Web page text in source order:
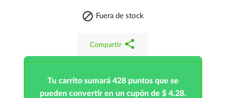
 Fuera de stock
Compartir share
Tu carrito sumará 428 puntos que se
pueden convertir en un cupón de $ 4.28.